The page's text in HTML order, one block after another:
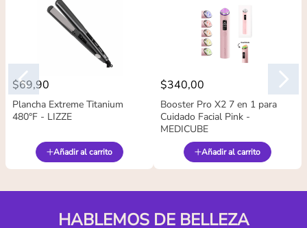
$69,90
Plancha Extreme Titanium
480°F - LIZZE
Añadir al carrito
$340,00
Booster Pro X2 7 en 1 para
Cuidado Facial Pink -
MEDICUBE
Añadir al carrito
HABLEMOS DE BELLEZA